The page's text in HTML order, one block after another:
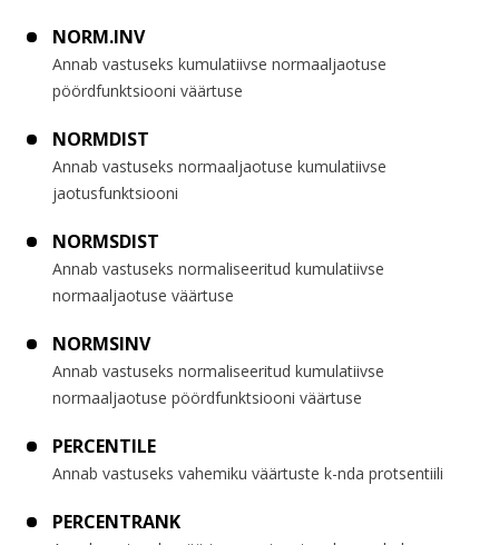
NORM.INV
Annab vastuseks kumulatiivse normaaljaotuse
pöördfunktsiooni väärtuse
NORMDIST
Annab vastuseks normaaljaotuse kumulatiivse
jaotusfunktsiooni
NORMSDIST
Annab vastuseks normaliseeritud kumulatiivse
normaaljaotuse väärtuse
NORMSINV
Annab vastuseks normaliseeritud kumulatiivse
normaaljaotuse pöördfunktsiooni väärtuse
PERCENTILE
Annab vastuseks vahemiku väärtuste k-nda protsentiili
PERCENTRANK